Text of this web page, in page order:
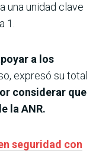
una unidad clave
1.
a los
expresó su total
considerar que
la ANR.
seguridad con